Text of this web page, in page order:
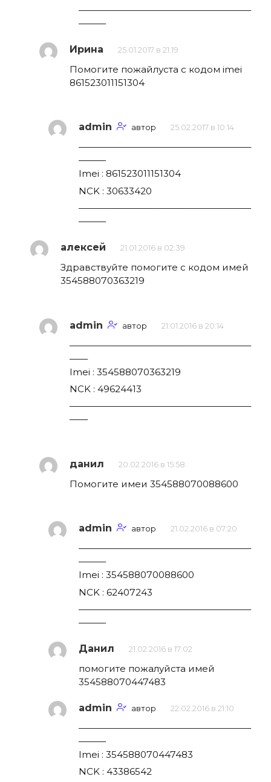
———————————————————
———
Ирина 25.01.2017 в 21:19
Помогите пожайлуста с кодом imei
861523011151304
admin автор 25.02.2017 в 10:14
———————————————————
———
Imei : 861523011151304
NCK : 30633420
———————————————————
———
алексей 21.01.2016 в 02:39
Здравствуйте помогите с кодом имей
354588070363219
admin автор 21.01.2016 в 20:14
————————————————————
——
Imei : 354588070363219
NCK : 49624413
————————————————————
——
данил 20.02.2016 в 15:58
Помогите имеи 354588070088600
admin автор 21.02.2016 в 07:20
———————————————————
———
Imei : 354588070088600
NCK : 62407243
———————————————————
———
Данил 21.02.2016 в 17:02
помогите пожалуйста имей
354588070447483
admin автор 22.02.2016 в 21:10
———————————————————
———
Imei : 354588070447483
NCK : 43386542